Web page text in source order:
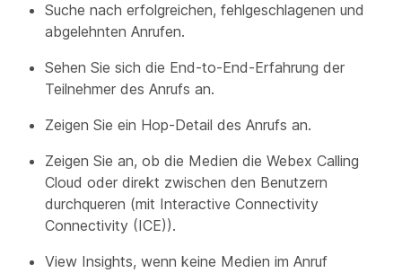
Suche nach erfolgreichen, fehlgeschlagenen und
abgelehnten Anrufen.
Sehen Sie sich die End-to-End-Erfahrung der
Teilnehmer des Anrufs an.
Zeigen Sie ein Hop-Detail des Anrufs an.
Zeigen Sie an, ob die Medien die Webex Calling
Cloud oder direkt zwischen den Benutzern
durchqueren (mit Interactive Connectivity
Connectivity (ICE)).
View Insights, wenn keine Medien im Anruf